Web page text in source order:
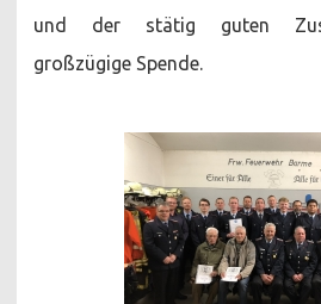
und der stätig guten
großzügige Spende.